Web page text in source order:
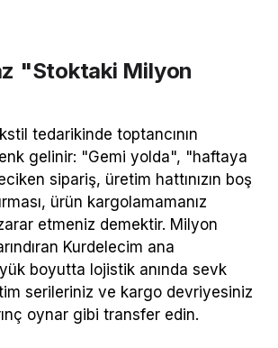
"Stoktaki Milyon
tedarikinde toptancının
gelinir: "Gemi yolda", "haftaya
sipariş, üretim hattınızın boş
ürün kargolamamanız
etmeniz demektir. Milyon
Kurdelecim ana
boyutta lojistik anında sevk
serileriniz ve kargo devriyesiniz
oynar gibi transfer edin.